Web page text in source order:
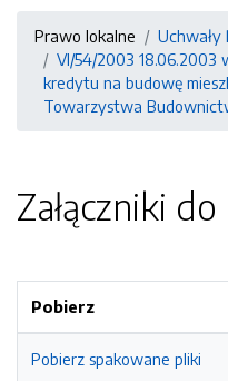
Prawo lokalne Uchwały
VI/54/2003 18.06.2003
kredytu na budowę
Towarzystwa
Załączniki
Pobierz
Pobierz spakowane pliki